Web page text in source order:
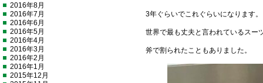
3年ぐらいでこれぐらいになります。
世界で最も丈夫と言われているスー
斧で割られたこともありました。
2016年8月
2016年7月
2016年6月
2016年5月
2016年4月
2016年3月
2016年2月
2016年1月
2015年12月